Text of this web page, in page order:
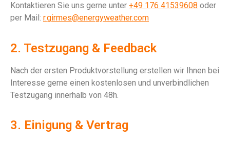
Kontaktieren Sie uns gerne unter +49 176 41539608‬ oder
per Mail: r.girmes@energyweather.com
2. Testzugang & Feedback
Nach der ersten Produktvorstellung erstellen wir Ihnen bei
Interesse gerne einen kostenlosen und unverbindlichen
Testzugang innerhalb von 48h.
3. Einigung & Vertrag